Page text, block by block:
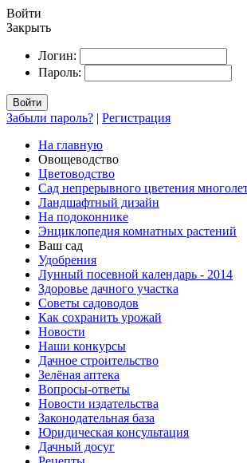
Войти
Закрыть
Логин:
Пароль:
Войти
Забыли пароль? | Регистрация
На главную
Овощеводство
Цветоводство
Сад непрерывного цветения
Ландшафтный дизайн
На подоконнике
Энциклопедия комнатных растений
Ваш сад
Удобрения
Лунный посевной календарь - 2014
Здоровье дачного участка
Советы садоводов
Как сохранить урожай
Новости
Наши конкурсы
Дачное строительство
Зелёная аптека
Вопросы-ответы
Новости издательства
Законодательная база
Юридическая консультация
Дачный досуг